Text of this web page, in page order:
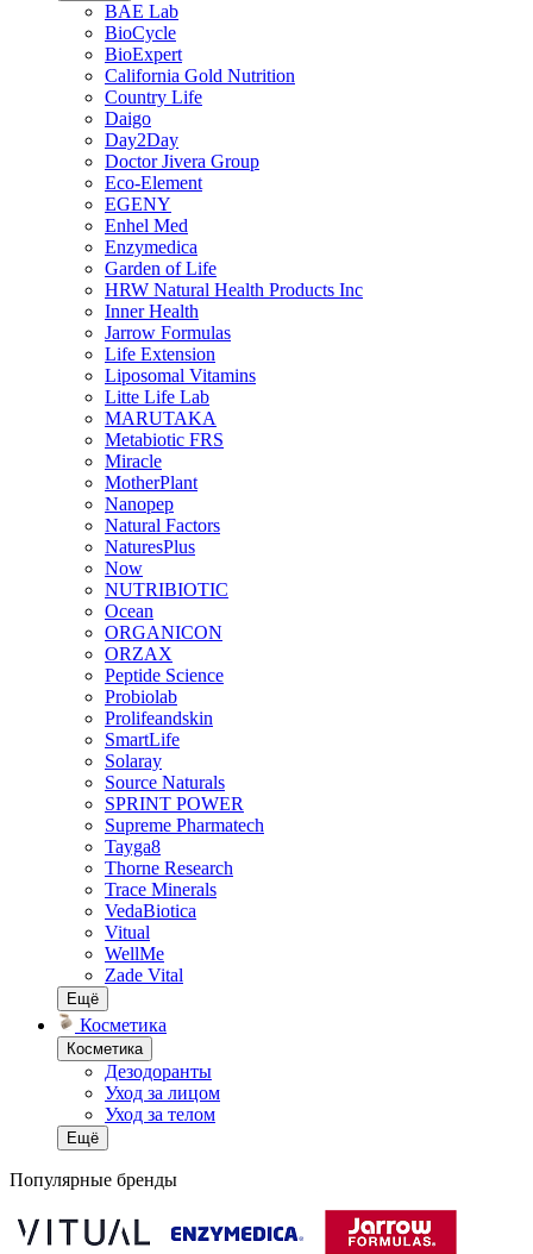
BAE Lab
BioCycle
BioExpert
California Gold Nutrition
Country Life
Daigo
Day2Day
Doctor Jivera Group
Eco-Element
EGENY
Enhel Med
Enzymedica
Garden of Life
HRW Natural Health Products Inc
Inner Health
Jarrow Formulas
Life Extension
Liposomal Vitamins
Litte Life Lab
MARUTAKA
Metabiotic FRS
Miracle
MotherPlant
Nanopep
Natural Factors
NaturesPlus
Now
NUTRIBIOTIC
Ocean
ORGANICON
ORZAX
Peptide Science
Probiolab
Prolifeandskin
SmartLife
Solaray
Source Naturals
SPRINT POWER
Supreme Pharmatech
Tayga8
Thorne Research
Trace Minerals
VedaBiotica
Vitual
WellMe
Zade Vital
Ещё
Косметика
Косметика
Дезодоранты
Уход за лицом
Уход за телом
Ещё
Популярные бренды